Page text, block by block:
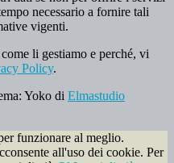
necessario a fornire tali
vigenti.
li gestiamo e perché, vi
Policy.
Yoko di Elmastudio
funzionare al meglio.
all'uso dei cookie. Per